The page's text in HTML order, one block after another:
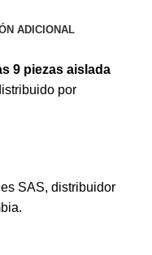
ADICIONAL
9 piezas aislada
por
SAS, distribuidor